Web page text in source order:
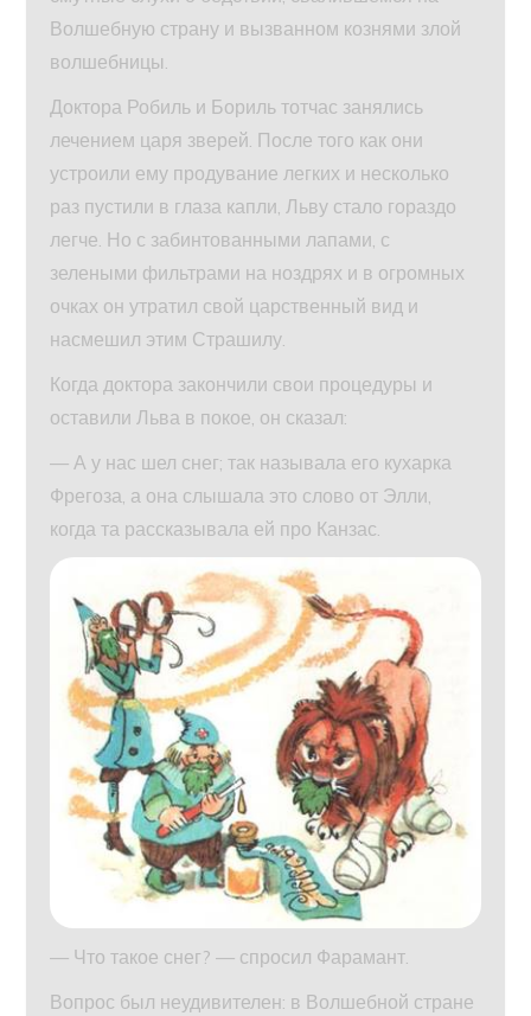
Волшебную страну и вызванном кознями злой
волшебницы.
Доктора Робиль и Бориль тотчас занялись
лечением царя зверей. После того как они
устроили ему продувание легких и несколько
раз пустили в глаза капли, Льву стало гораздо
легче. Но с забинтованными лапами, с
зелеными фильтрами на ноздрях и в огромных
очках он утратил свой царственный вид и
насмешил этим Страшилу.
Когда доктора закончили свои процедуры и
оставили Льва в покое, он сказал:
— А у нас шел снег; так называла его кухарка
Фрегоза, а она слышала это слово от Элли,
когда та рассказывала ей про Канзас.
— Что такое снег? — спросил Фарамант.
Вопрос был неудивителен: в Волшебной стране